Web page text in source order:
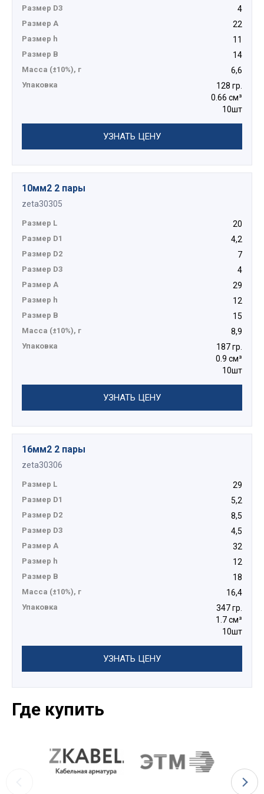
Размер D3 4
Размер А 22
Размер h 11
Размер B 14
Масса (±10%), г 6,6
Упаковка
128 гр.
0.66 см³
10шт
УЗНАТЬ ЦЕНУ
10мм2 2 пары
zeta30305
Размер L 20
Размер D1 4,2
Размер D2 7
Размер D3 4
Размер А 29
Размер h 12
Размер B 15
Масса (±10%), г 8,9
Упаковка
187 гр.
0.9 см³
10шт
УЗНАТЬ ЦЕНУ
16мм2 2 пары
zeta30306
Размер L 29
Размер D1 5,2
Размер D2 8,5
Размер D3 4,5
Размер А 32
Размер h 12
Размер B 18
Масса (±10%), г 16,4
Упаковка
347 гр.
1.7 см³
10шт
УЗНАТЬ ЦЕНУ
Где купить